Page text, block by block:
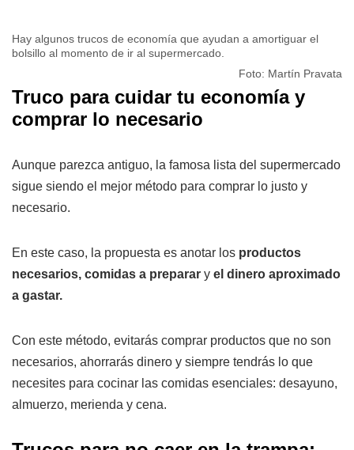
Hay algunos trucos de economía que ayudan a amortiguar el
bolsillo al momento de ir al supermercado.
Foto: Martín Pravata
Truco para cuidar tu economía y
comprar lo necesario
Aunque parezca antiguo, la famosa lista del supermercado
sigue siendo el mejor método para comprar lo justo y
necesario.
En este caso, la propuesta es anotar los productos
necesarios, comidas a preparar y el dinero aproximado
a gastar.
Con este método, evitarás comprar productos que no son
necesarios, ahorrarás dinero y siempre tendrás lo que
necesites para cocinar las comidas esenciales: desayuno,
almuerzo, merienda y cena.